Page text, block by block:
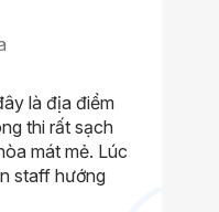
là địa điểm
thi rất sạch
mát mẻ. Lúc
staff hướng